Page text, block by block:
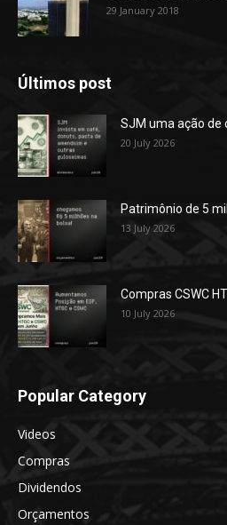
29 January 2018
Últimos post
SJM uma ação de
20 July 2026
Patrimônio de 5
13 July 2026
Compras CSWC
10 July 2026
Popular Category
Videos
Compras
Dividendos
Orçamentos